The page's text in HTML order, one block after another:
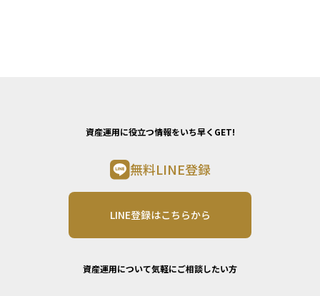
資産運用に役立つ情報をいち早くGET!
無料LINE登録
LINE登録はこちらから
資産運用について気軽にご相談したい方